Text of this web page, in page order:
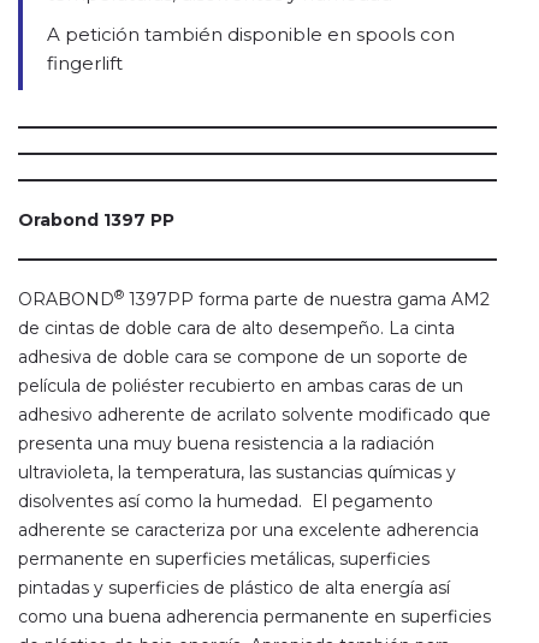
A petición también disponible en spools con
fingerlift
Orabond 1397 PP
ORABOND® 1397PP forma parte de nuestra gama AM2
de cintas de doble cara de alto desempeño. La cinta
adhesiva de doble cara se compone de un soporte de
película de poliéster recubierto en ambas caras de un
adhesivo adherente de acrilato solvente modificado que
presenta una muy buena resistencia a la radiación
ultravioleta, la temperatura, las sustancias químicas y
disolventes así como la humedad. El pegamento
adherente se caracteriza por una excelente adherencia
permanente en superficies metálicas, superficies
pintadas y superficies de plástico de alta energía así
como una buena adherencia permanente en superficies